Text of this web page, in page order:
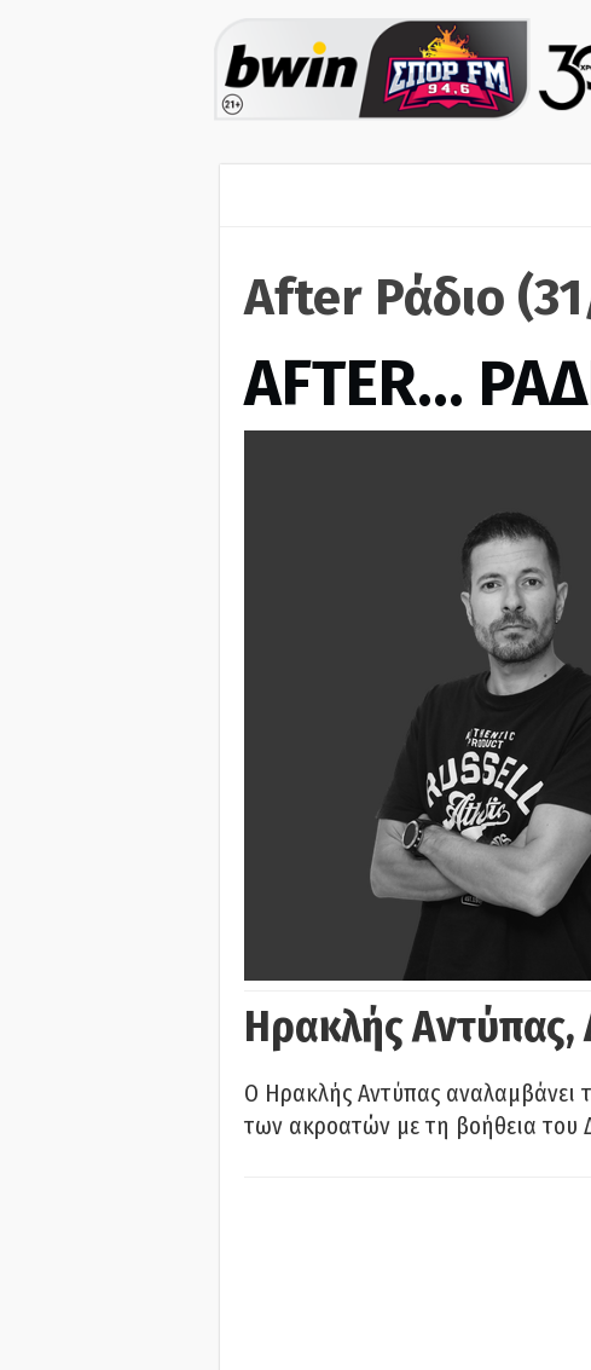
After Ράδιο
AFTER…
Ηρακλής Αντύπας,
Ο Ηρακλής Αντύπας αναλαμβάνει
των ακροατών με τη βοήθεια του